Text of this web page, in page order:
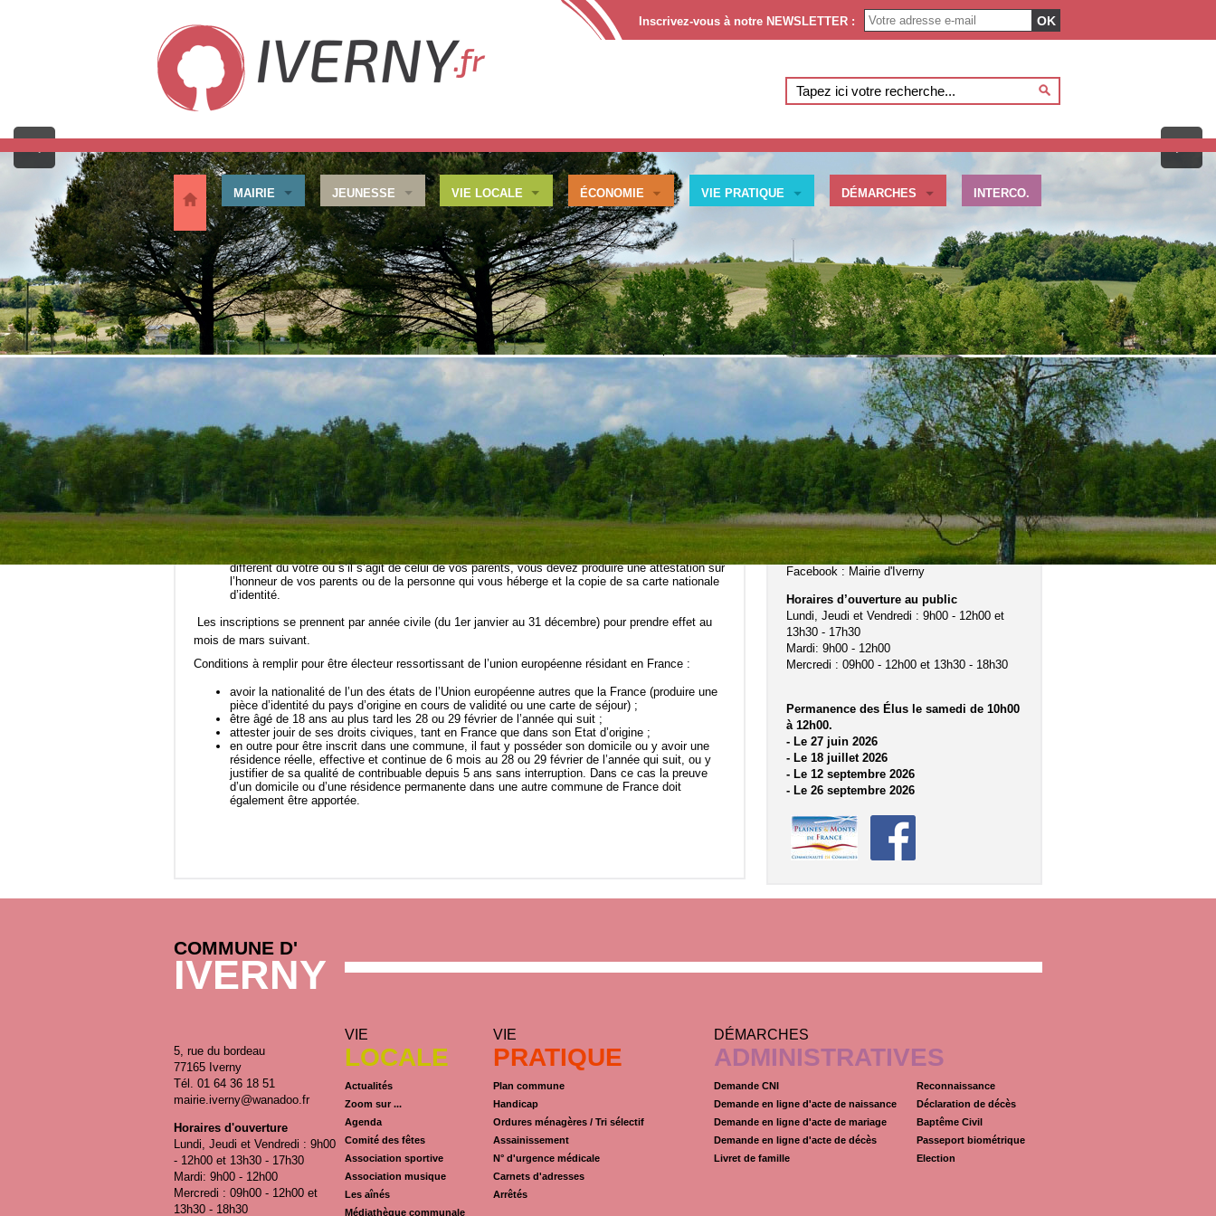
Inscrivez-vous à notre NEWSLETTER : OK
< >
MAIRIE JEUNESSE VIE LOCALE ÉCONOMIE VIE PRATIQUE DÉMARCHES INTERCO.
Accueil >Démarches>Election
ELECTION
Carte d'électeur
Pour obtenir une carte d’électeur, veuillez vous adresser à la Mairie de votre domicile en possession
de votre Pièce d'identité attestant de la nationalité Française ou Européenne ainsi que d’un justificatif
de domicile de moins de 3 mois.
Les Listes électorales
Les inscriptions se prennent par année civile (du 1er janvier au 31 décembre) pour prendre effet au
mois de mars suivant.
Les pièces à produire pour l’inscription sont
pour justifier de votre identité : carte nationale d’identité, ou passeport ;
pour justifier de votre domicile : quittance de loyer, d’électricité ou de téléphone, délivrée à
votre nom ou éventuellement à celui des parents. Si le nom porté sur ce justificatif est
différent du vôtre ou s’il s’agit de celui de vos parents, vous devez produire une attestation sur
l’honneur de vos parents ou de la personne qui vous héberge et la copie de sa carte nationale
d’identité.
Les inscriptions se prennent par année civile (du 1er janvier au 31 décembre) pour prendre effet au
mois de mars suivant.
Conditions à remplir pour être électeur ressortissant de l’union européenne résidant en France :
avoir la nationalité de l’un des états de l’Union européenne autres que la France (produire une
pièce d’identité du pays d’origine en cours de validité ou une carte de séjour) ;
être âgé de 18 ans au plus tard les 28 ou 29 février de l’année qui suit ;
attester jouir de ses droits civiques, tant en France que dans son Etat d’origine ;
en outre pour être inscrit dans une commune, il faut y posséder son domicile ou y avoir une
résidence réelle, effective et continue de 6 mois au 28 ou 29 février de l’année qui suit, ou y
justifier de sa qualité de contribuable depuis 5 ans sans interruption. Dans ce cas la preuve
d’un domicile ou d’une résidence permanente dans une autre commune de France doit
également être apportée.
COMMUNE D'IVERNY
5, rue du bordeau
77165 Iverny
Tél. 01 64 36 18 51
mairie.iverny@wanadoo.fr
Facebook : Mairie d'Iverny
Horaires d’ouverture au public
Lundi, Jeudi et Vendredi : 9h00 - 12h00 et
13h30 - 17h30
Mardi: 9h00 - 12h00
Mercredi : 09h00 - 12h00 et 13h30 - 18h30
Permanence des Élus le samedi de 10h00
à 12h00.
- Le 27 juin 2026
- Le 18 juillet 2026
- Le 12 septembre 2026
- Le 26 septembre 2026
COMMUNE D'
IVERNY
5, rue du bordeau
77165 Iverny
Tél. 01 64 36 18 51
mairie.iverny@wanadoo.fr
Horaires d'ouverture
Lundi, Jeudi et Vendredi : 9h00
- 12h00 et 13h30 - 17h30
Mardi: 9h00 - 12h00
Mercredi : 09h00 - 12h00 et
13h30 - 18h30
VIE
LOCALE
Actualités
Zoom sur ...
Agenda
Comité des fêtes
Association sportive
Association musique
Les aînés
Médiathèque communale
VIE
PRATIQUE
Plan commune
Handicap
Ordures ménagères / Tri sélectif
Assainissement
N° d'urgence médicale
Carnets d'adresses
Arrêtés
DÉMARCHES
ADMINISTRATIVES
Demande CNI
Demande en ligne d'acte de naissance
Demande en ligne d'acte de mariage
Demande en ligne d'acte de décès
Livret de famille
Reconnaissance
Déclaration de décès
Baptême Civil
Passeport biométrique
Election